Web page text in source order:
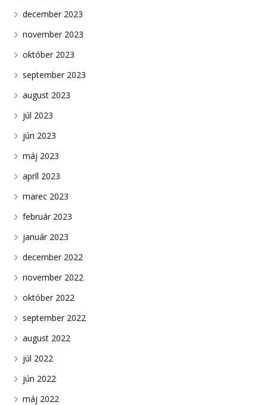
december 2023
november 2023
október 2023
september 2023
august 2023
júl 2023
jún 2023
máj 2023
apríl 2023
marec 2023
február 2023
január 2023
december 2022
november 2022
október 2022
september 2022
august 2022
júl 2022
jún 2022
máj 2022